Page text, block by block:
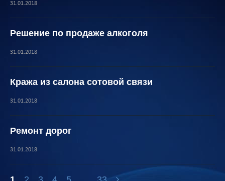
31.01.2018
Решение по продаже алкоголя
31.01.2018
Кража из салона сотовой связи
31.01.2018
Ремонт дорог
31.01.2018